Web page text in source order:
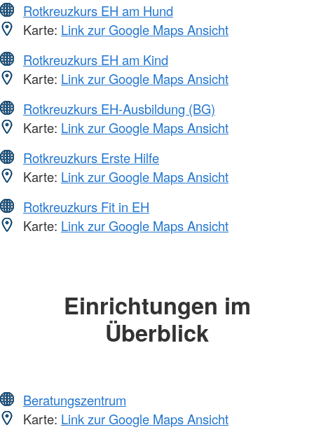
Rotkreuzkurs EH am Hund
Karte: Link zur Google Maps Ansicht
Rotkreuzkurs EH am Kind
Karte: Link zur Google Maps Ansicht
Rotkreuzkurs EH-Ausbildung (BG)
Karte: Link zur Google Maps Ansicht
Rotkreuzkurs Erste Hilfe
Karte: Link zur Google Maps Ansicht
Rotkreuzkurs Fit in EH
Karte: Link zur Google Maps Ansicht
Einrichtungen im
Überblick
Beratungszentrum
Karte: Link zur Google Maps Ansicht